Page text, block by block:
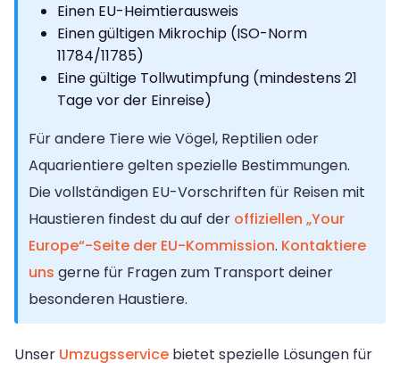
Einen EU-Heimtierausweis
Einen gültigen Mikrochip (ISO-Norm
11784/11785)
Eine gültige Tollwutimpfung (mindestens 21
Tage vor der Einreise)
Für andere Tiere wie Vögel, Reptilien oder
Aquarientiere gelten spezielle Bestimmungen.
Die vollständigen EU-Vorschriften für Reisen mit
Haustieren findest du auf der offiziellen „Your
Europe“-Seite der EU-Kommission. Kontaktiere
uns gerne für Fragen zum Transport deiner
besonderen Haustiere.
Unser Umzugsservice bietet spezielle Lösungen für